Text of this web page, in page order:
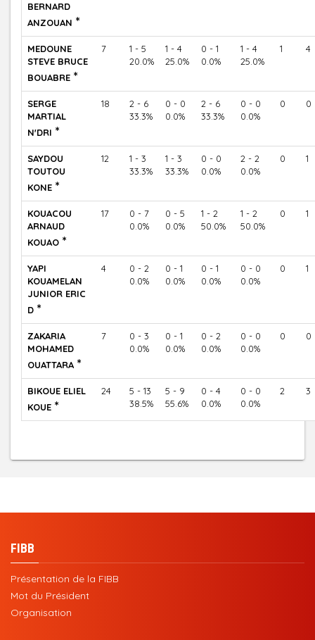
BERNARD
ANZOUAN *
MEDOUNE
STEVE BRUCE
BOUABRE *
7
1 - 5
20.0%
1 - 4
25.0%
0 - 1
0.0%
1 - 4
25.0%
1 4
SERGE
MARTIAL
N'DRI *
18
2 - 6
33.3%
0 - 0
0.0%
2 - 6
33.3%
0 - 0
0.0%
0 0
SAYDOU
TOUTOU
KONE *
12
1 - 3
33.3%
1 - 3
33.3%
0 - 0
0.0%
2 - 2
0.0%
0 1
KOUACOU
ARNAUD
KOUAO *
17
0 - 7
0.0%
0 - 5
0.0%
1 - 2
50.0%
1 - 2
50.0%
0 1
YAPI
KOUAMELAN
JUNIOR ERIC
D *
4
0 - 2
0.0%
0 - 1
0.0%
0 - 1
0.0%
0 - 0
0.0%
0 1
ZAKARIA
MOHAMED
OUATTARA *
7
0 - 3
0.0%
0 - 1
0.0%
0 - 2
0.0%
0 - 0
0.0%
0 0
BIKOUE ELIEL
KOUE *
24
5 - 13
38.5%
5 - 9
55.6%
0 - 4
0.0%
0 - 0
0.0%
2 3
FIBB
Présentation de la FIBB
Mot du Président
Organisation